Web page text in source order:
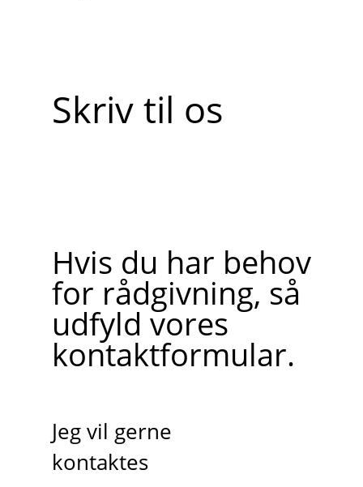
Skriv til os
Hvis du har behov
for rådgivning, så
udfyld vores
kontaktformular.
Jeg vil gerne
kontaktes